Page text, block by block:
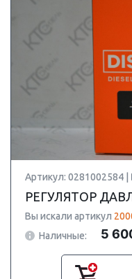
Артикул: 0281002584 |
РЕГУЛЯТОР
Вы искали артикул
Наличные:
5